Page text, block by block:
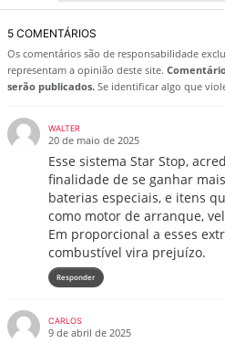
5 COMENTÁRIOS
Os comentários são de responsabilidade
representam a opinião deste site.
serão publicados. Se identificar algo que
WALTER
20 de maio de 2025
Esse sistema Star Stop,
finalidade de se ganhar
baterias especiais, e itens
como motor de arranque,
Em proporcional a esses
combustível vira prejuízo.
Responder
CARLOS
9 de abril de 2025